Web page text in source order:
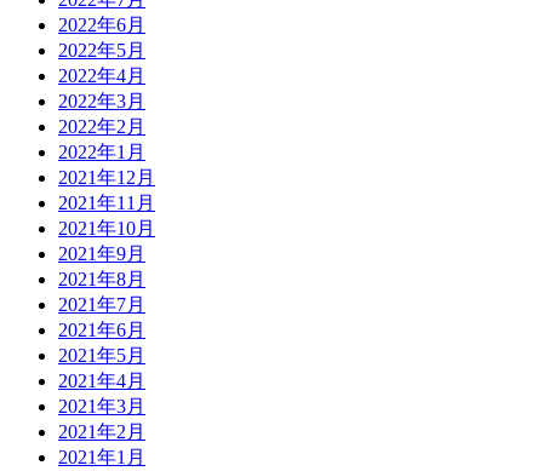
2022年6月
2022年5月
2022年4月
2022年3月
2022年2月
2022年1月
2021年12月
2021年11月
2021年10月
2021年9月
2021年8月
2021年7月
2021年6月
2021年5月
2021年4月
2021年3月
2021年2月
2021年1月